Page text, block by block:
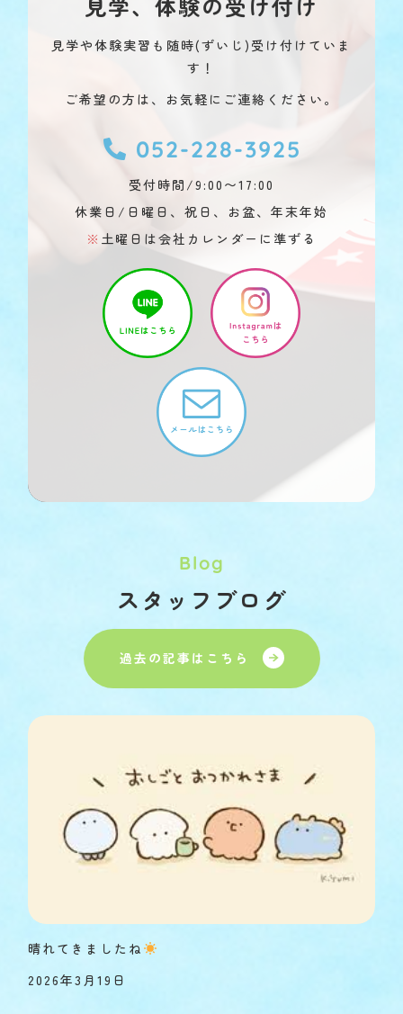
見学や体験実習も随時(ずいじ)受け付けていま
す！
ご希望の方は、お気軽にご連絡ください。
052-228-3925
受付時間/9:00〜17:00
休業日/日曜日、祝日、お盆、年末年始
※ 土曜日は会社カレンダーに準ずる
Blog
スタッフブログ
過去の記事はこちら
晴れてきましたね
2026年3月19日